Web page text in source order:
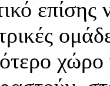
επίσης
χώρο